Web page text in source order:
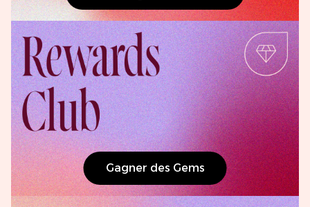
Gagner des Gems